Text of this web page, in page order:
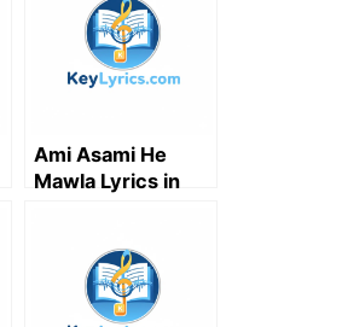
Ami Asami He
Mawla Lyrics in